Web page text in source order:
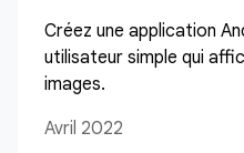
Créez une application
utilisateur simple qui
images.
Avril 2022